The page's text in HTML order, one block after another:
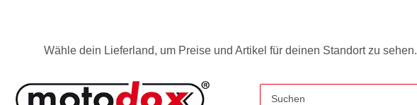
Wähle dein Lieferland, um Preise und Artikel für deinen Standort zu sehen.